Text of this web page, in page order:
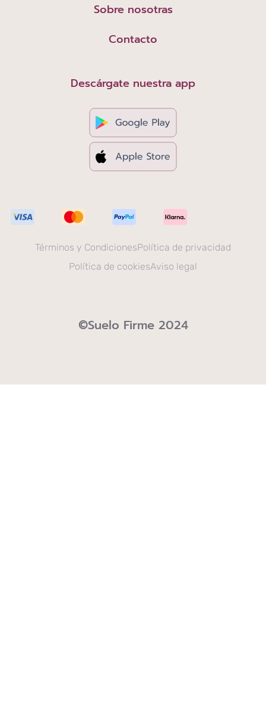
Sobre nosotras
Contacto
Descárgate nuestra app
Términos y CondicionesPolítica de privacidad
Política de cookiesAviso legal
©Suelo Firme 2024